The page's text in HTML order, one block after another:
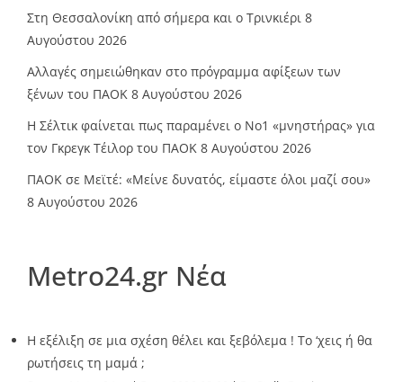
Στη Θεσσαλονίκη από σήμερα και ο Τρινκιέρι 8
Αυγούστου 2026
Αλλαγές σημειώθηκαν στο πρόγραμμα αφίξεων των
ξένων του ΠΑΟΚ 8 Αυγούστου 2026
Η Σέλτικ φαίνεται πως παραμένει ο Νο1 «μνηστήρας» για
τον Γκρεγκ Τέιλορ του ΠΑΟΚ 8 Αυγούστου 2026
ΠΑΟΚ σε Μεϊτέ: «Μείνε δυνατός, είμαστε όλοι μαζί σου»
8 Αυγούστου 2026
Metro24.gr Νέα
Η εξέλιξη σε μια σχέση θέλει και ξεβόλεμα ! Το ‘χεις ή θα
ρωτήσεις τη μαμά ;